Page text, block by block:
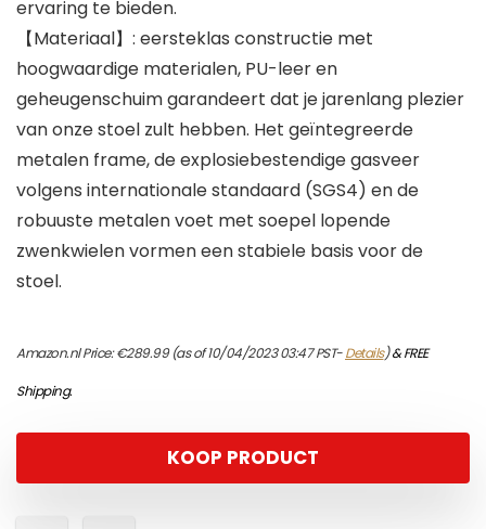
ervaring te bieden.
【Materiaal】: eersteklas constructie met
hoogwaardige materialen, PU-leer en
geheugenschuim garandeert dat je jarenlang plezier
van onze stoel zult hebben. Het geïntegreerde
metalen frame, de explosiebestendige gasveer
volgens internationale standaard (SGS4) en de
robuuste metalen voet met soepel lopende
zwenkwielen vormen een stabiele basis voor de
stoel.
Amazon.nl Price:€289.99(as of 10/04/2023 03:47 PST-Details)&FREE
Shipping.
KOOP PRODUCT